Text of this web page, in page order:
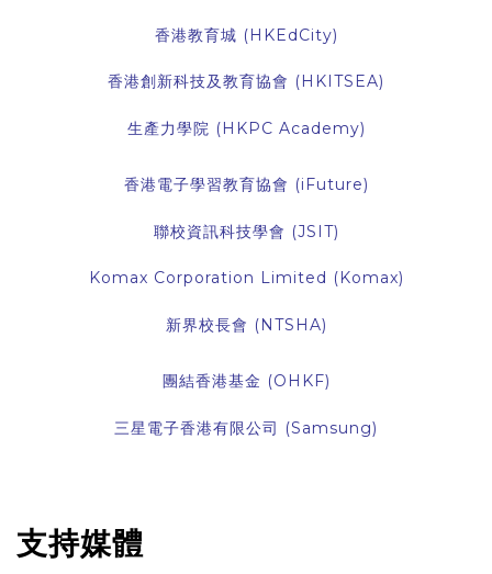
香港教育城 (HKEdCity)
香港創新科技及教育協會 (HKITSEA)
生產力學院 (HKPC Academy)
香港電子學習教育協會 (iFuture)
聯校資訊科技學會 (JSIT)
Komax Corporation Limited (Komax)
新界校長會 (NTSHA)
團結香港基金 (OHKF)
三星電子香港有限公司 (Samsung)
支持媒體